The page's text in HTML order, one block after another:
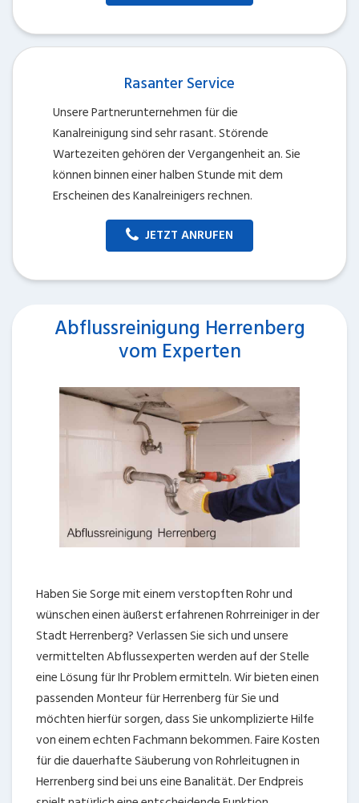
Rasanter Service
Unsere Partnerunternehmen für die
Kanalreinigung sind sehr rasant. Störende
Wartezeiten gehören der Vergangenheit an. Sie
können binnen einer halben Stunde mit dem
Erscheinen des Kanalreinigers rechnen.
JETZT ANRUFEN
Abflussreinigung Herrenberg
vom Experten
Haben Sie Sorge mit einem verstopften Rohr und
wünschen einen äußerst erfahrenen Rohrreiniger in der
Stadt Herrenberg? Verlassen Sie sich und unsere
vermittelten Abflussexperten werden auf der Stelle
eine Lösung für Ihr Problem ermitteln. Wir bieten einen
passenden Monteur für Herrenberg für Sie und
möchten hierfür sorgen, dass Sie unkomplizierte Hilfe
von einem echten Fachmann bekommen. Faire Kosten
für die dauerhafte Säuberung von Rohrleitugnen in
Herrenberg sind bei uns eine Banalität. Der Endpreis